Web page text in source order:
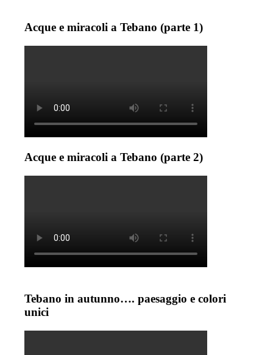
Acque e miracoli a Tebano (parte 1)
Acque e miracoli a Tebano (parte 2)
Tebano in autunno…. paesaggio e colori
unici